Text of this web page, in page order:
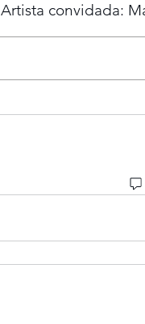
convidada: